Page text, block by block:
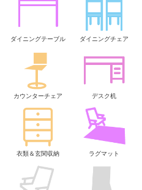
ダイニングテーブル ダイニングチェア
カウンターチェア デスク机
衣類＆玄関収納 ラグマット